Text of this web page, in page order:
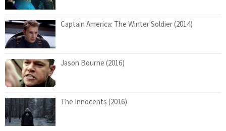
Captain America: The Winter Soldier (2014)
Jason Bourne (2016)
The Innocents (2016)